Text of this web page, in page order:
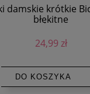
damskie krótkie
błękitne
24,99 zł
DO KOSZYKA